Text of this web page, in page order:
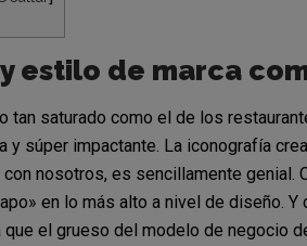
estilo de marca
tan saturado como el de los
y súper impactante. La iconografía
nosotros, es sencillamente genial.
en lo más alto a nivel de diseño.
que el grueso del modelo de negocio